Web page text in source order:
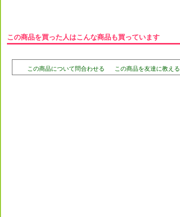
この商品を買った人はこんな商品も買っています
この商品について問合わせる この商品を友達に教える